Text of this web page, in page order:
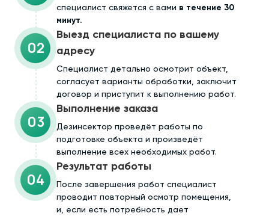
специалист свяжется с вами в течение 30
минут.
02
Выезд специалиста по вашему
адресу
Cпециалист детально осмотрит объект,
согласует варианты обработки, заключит
договор и приступит к выполнению работ.
03
Выполнение заказа
Дезинсектор проведёт работы по
подготовке объекта и произведёт
выполнение всех необходимых работ.
04
Результат работы
После завершения работ специалист
проводит повторный осмотр помещения,
и, если есть потребность дает